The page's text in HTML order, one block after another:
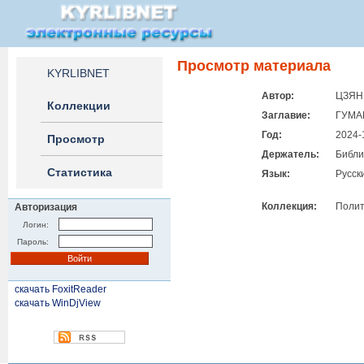
KYRLIBNET
Коллекции
Просмотр
Статистика
Авторизация
Логин:
Пароль:
скачать FoxitReader
скачать WinDjView
Просмотр материала
Автор:
Заглавие:
Год:
2024-
Держатель:
Язык:
Коллекция: